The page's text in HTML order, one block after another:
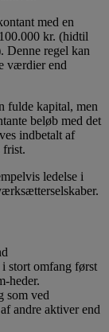
med en
kr. (hidtil
Denne regel kan
værdier end
fulde kapital, men
beløb med det
indbetalt af
frist.
ledelse i
stort omfang først
heder.
som ved
andre aktiver end